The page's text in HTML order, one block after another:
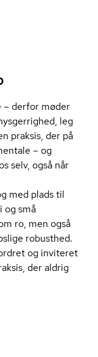
– derfor møder
leg
praksis, der på
– og
selv, også når
med plads til
og små
ro, men også
robusthed.
og inviteret
der aldrig